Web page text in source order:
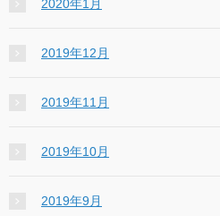
2020年1月
2019年12月
2019年11月
2019年10月
2019年9月